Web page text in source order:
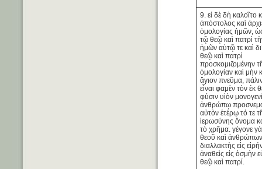
9. εἰ δὲ δὴ καλοῖτο
ἀπόστολος καὶ
ὁμολογίας ἡμῶν,
τῷ θεῷ καὶ πατρὶ
ἡμῶν αὐτῷ τε καὶ
θεῷ καὶ πατρὶ
προσκομιζομένην
ὁμολογίαν καὶ μὴν
ἅγιον πνεῦμα,
εἶναι φαμὲν τὸν ἐκ
φύσιν υἱὸν
ἀνθρώπῳ
αὐτὸν ἑτέρῳ τό τε
ἱερωσύνης ὄνομα
τὸ χρῆμα. γέγονε
θεοῦ καὶ ἀνθρώπων
διαλλακτὴς εἰς
ἀναθεὶς εἰς ὀσμὴν
θεῷ καὶ πατρί.